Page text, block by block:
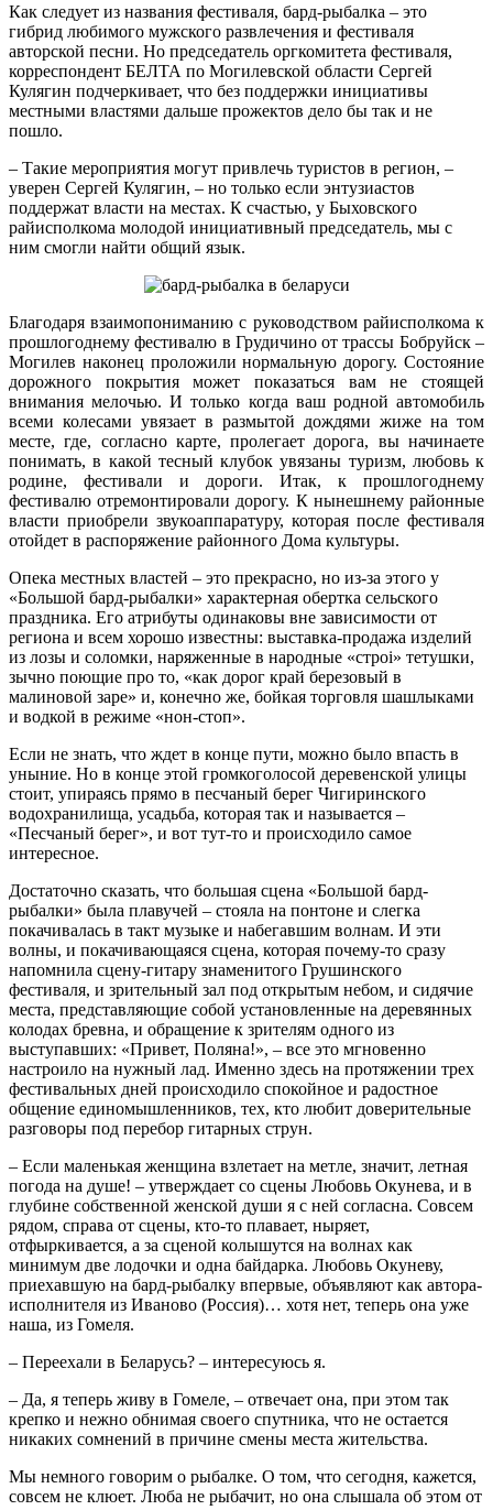
Как следует из названия фестиваля, бард-рыбалка – это
гибрид любимого мужского развлечения и фестиваля
авторской песни. Но председатель оргкомитета фестиваля,
корреспондент БЕЛТА по Могилевской области Сергей
Кулягин подчеркивает, что без поддержки инициативы
местными властями дальше прожектов дело бы так и не
пошло.
– Такие мероприятия могут привлечь туристов в регион, –
уверен Сергей Кулягин, – но только если энтузиастов
поддержат власти на местах. К счастью, у Быховского
райисполкома молодой инициативный председатель, мы с
ним смогли найти общий язык.
Благодаря взаимопониманию с руководством райисполкома к
прошлогоднему фестивалю в Грудичино от трассы Бобруйск –
Могилев наконец проложили нормальную дорогу. Состояние
дорожного покрытия может показаться вам не стоящей
внимания мелочью. И только когда ваш родной автомобиль
всеми колесами увязает в размытой дождями жиже на том
месте, где, согласно карте, пролегает дорога, вы начинаете
понимать, в какой тесный клубок увязаны туризм, любовь к
родине, фестивали и дороги. Итак, к прошлогоднему
фестивалю отремонтировали дорогу. К нынешнему районные
власти приобрели звукоаппаратуру, которая после фестиваля
отойдет в распоряжение районного Дома культуры.
Опека местных властей – это прекрасно, но из-за этого у
«Большой бард-рыбалки» характерная обертка сельского
праздника. Его атрибуты одинаковы вне зависимости от
региона и всем хорошо известны: выставка-продажа изделий
из лозы и соломки, наряженные в народные «строі» тетушки,
зычно поющие про то, «как дорог край березовый в
малиновой заре» и, конечно же, бойкая торговля шашлыками
и водкой в режиме «нон-стоп».
Если не знать, что ждет в конце пути, можно было впасть в
уныние. Но в конце этой громкоголосой деревенской улицы
стоит, упираясь прямо в песчаный берег Чигиринского
водохранилища, усадьба, которая так и называется –
«Песчаный берег», и вот тут-то и происходило самое
интересное.
Достаточно сказать, что большая сцена «Большой бард-
рыбалки» была плавучей – стояла на понтоне и слегка
покачивалась в такт музыке и набегавшим волнам. И эти
волны, и покачивающаяся сцена, которая почему-то сразу
напомнила сцену-гитару знаменитого Грушинского
фестиваля, и зрительный зал под открытым небом, и сидячие
места, представляющие собой установленные на деревянных
колодах бревна, и обращение к зрителям одного из
выступавших: «Привет, Поляна!», – все это мгновенно
настроило на нужный лад. Именно здесь на протяжении трех
фестивальных дней происходило спокойное и радостное
общение единомышленников, тех, кто любит доверительные
разговоры под перебор гитарных струн.
– Если маленькая женщина взлетает на метле, значит, летная
погода на душе! – утверждает со сцены Любовь Окунева, и в
глубине собственной женской души я с ней согласна. Совсем
рядом, справа от сцены, кто-то плавает, ныряет,
отфыркивается, а за сценой колышутся на волнах как
минимум две лодочки и одна байдарка. Любовь Окуневу,
приехавшую на бард-рыбалку впервые, объявляют как автора-
исполнителя из Иваново (Россия)… хотя нет, теперь она уже
наша, из Гомеля.
– Переехали в Беларусь? – интересуюсь я.
– Да, я теперь живу в Гомеле, – отвечает она, при этом так
крепко и нежно обнимая своего спутника, что не остается
никаких сомнений в причине смены места жительства.
Мы немного говорим о рыбалке. О том, что сегодня, кажется,
совсем не клюет. Люба не рыбачит, но она слышала об этом от